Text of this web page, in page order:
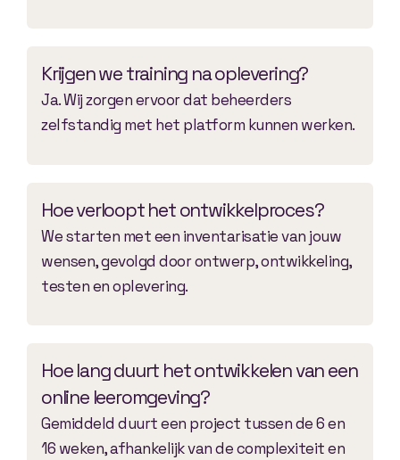
Krijgen we training na oplevering?
Ja. Wij zorgen ervoor dat beheerders
zelfstandig met het platform kunnen werken.
Hoe verloopt het ontwikkelproces?
We starten met een inventarisatie van jouw
wensen, gevolgd door ontwerp, ontwikkeling,
testen en oplevering.
Hoe lang duurt het ontwikkelen van een
online leeromgeving?
Gemiddeld duurt een project tussen de 6 en
16 weken, afhankelijk van de complexiteit en